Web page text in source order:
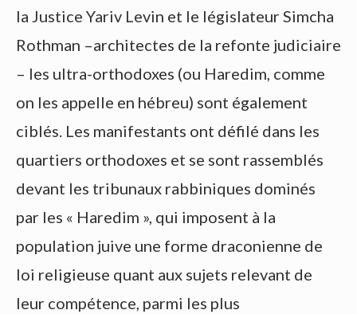
la Justice Yariv Levin et le législateur Simcha
Rothman –architectes de la refonte judiciaire
– les ultra-orthodoxes (ou Haredim, comme
on les appelle en hébreu) sont également
ciblés. Les manifestants ont défilé dans les
quartiers orthodoxes et se sont rassemblés
devant les tribunaux rabbiniques dominés
par les « Haredim », qui imposent à la
population juive une forme draconienne de
loi religieuse quant aux sujets relevant de
leur compétence, parmi les plus